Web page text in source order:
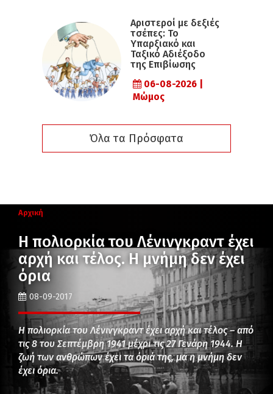
Αριστεροί με δεξιές
τσέπες: Το
Υπαρξιακό και
Ταξικό Αδιέξοδο
της Επιβίωσης
06-08-2026 |
Μώμος
Όλα τα Πρόσφατα
Αρχική
Η πολιορκία του Λένινγκραντ έχει
αρχή και τέλος. Η μνήμη δεν έχει
όρια
08-09-2017
Η πολιορκία του Λένινγκραντ έχει αρχή και τέλος – από
τις 8 του Σεπτέμβρη 1941 μέχρι τις 27 Γενάρη 1944. Η
ζωή των ανθρώπων έχει τα όριά της, μα η μνήμη δεν
έχει όρια.